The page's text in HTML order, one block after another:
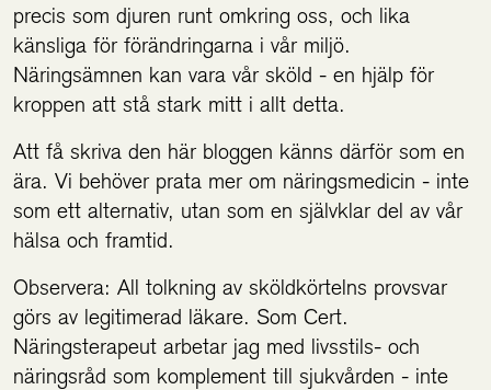
precis som djuren runt omkring oss, och lika
känsliga för förändringarna i vår miljö.
Näringsämnen kan vara vår sköld - en hjälp för
kroppen att stå stark mitt i allt detta.
Att få skriva den här bloggen känns därför som en
ära. Vi behöver prata mer om näringsmedicin - inte
som ett alternativ, utan som en självklar del av vår
hälsa och framtid.
Observera: All tolkning av sköldkörtelns provsvar
görs av legitimerad läkare. Som Cert.
Näringsterapeut arbetar jag med livsstils- och
näringsråd som komplement till sjukvården - inte